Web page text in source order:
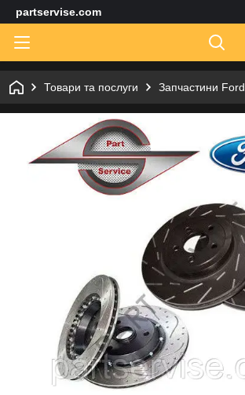
partservise.com
Товари та послуги Запчастини Ford